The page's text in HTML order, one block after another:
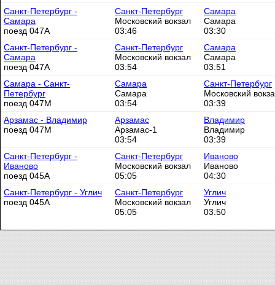
Санкт-Петербург -
Самара
поезд 047А
Санкт-Петербург
Московский вокзал
03:46
Самара
Самара
03:30
Санкт-Петербург -
Самара
поезд 047А
Санкт-Петербург
Московский вокзал
03:54
Самара
Самара
03:51
Самара - Санкт-
Петербург
поезд 047М
Самара
Самара
03:54
Санкт-Петербург
Московский
03:39
Арзамас - Владимир
поезд 047М
Арзамас
Арзамас-1
03:54
Владимир
Владимир
03:39
Санкт-Петербург -
Иваново
поезд 045А
Санкт-Петербург
Московский вокзал
05:05
Иваново
Иваново
04:30
Санкт-Петербург - Углич
поезд 045А
Санкт-Петербург
Московский вокзал
05:05
Углич
Углич
03:50